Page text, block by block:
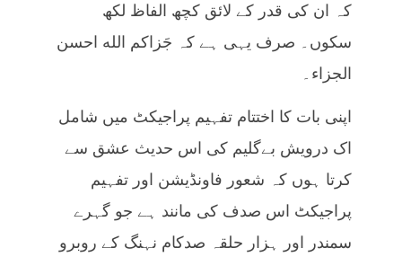
کہ ان کی قدر کے لائق کچھ الفاظ لکھ
سکوں۔ صرف یہی ہے کہ جَزاکم الله احسن
الجزاء۔
اپنی بات کا اختتام تفہیم پراجیکٹ میں شامل
اک درویش بےگلیم کی اس حدیث عشق سے
کرتا ہوں کہ شعور فاونڈیشن اور تفہیم
پراجیکٹ اس صدف کی مانند ہے جو گہرے
سمندر اور ہزار حلقہ صدکام نہنگ کے روبرو